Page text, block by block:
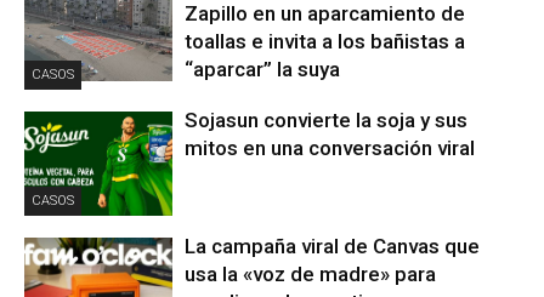
CASOS
Zapillo en un aparcamiento de
toallas e invita a los bañistas a
“aparcar” la suya
CASOS
Sojasun convierte la soja y sus
mitos en una conversación viral
La campaña viral de Canvas que
usa la «voz de madre» para